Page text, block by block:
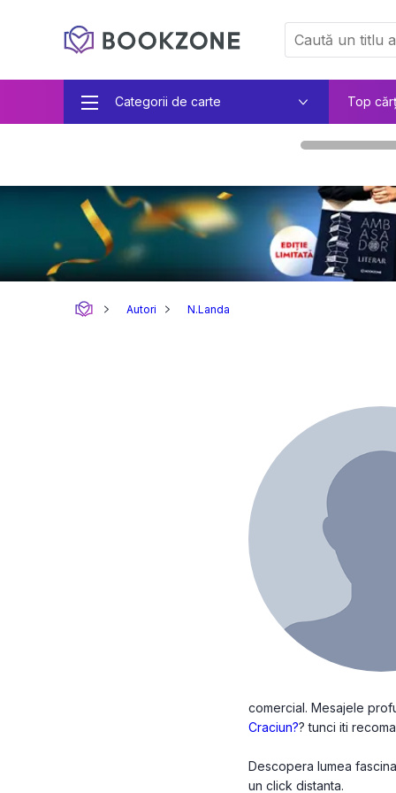
Categorii de carte Top
Autori N.Landa
comercial. Mesajele
Craciun?? tunci iti
Descopera lumea
un click distanta.